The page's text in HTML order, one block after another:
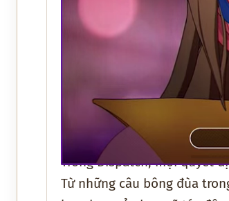
Trong Dispatch, mọi quyết
Từ những câu bông đùa